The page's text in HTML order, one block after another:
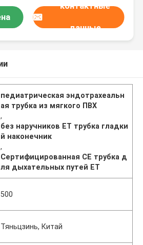
контактные
данные
педиатрическая эндотрахеальн
ая трубка из мягкого ПВХ
,
без наручников ET трубка гладки
й наконечник
,
Сертифицированная CE трубка д
ля дыхательных путей ET
500
Тяньцзинь, Китай